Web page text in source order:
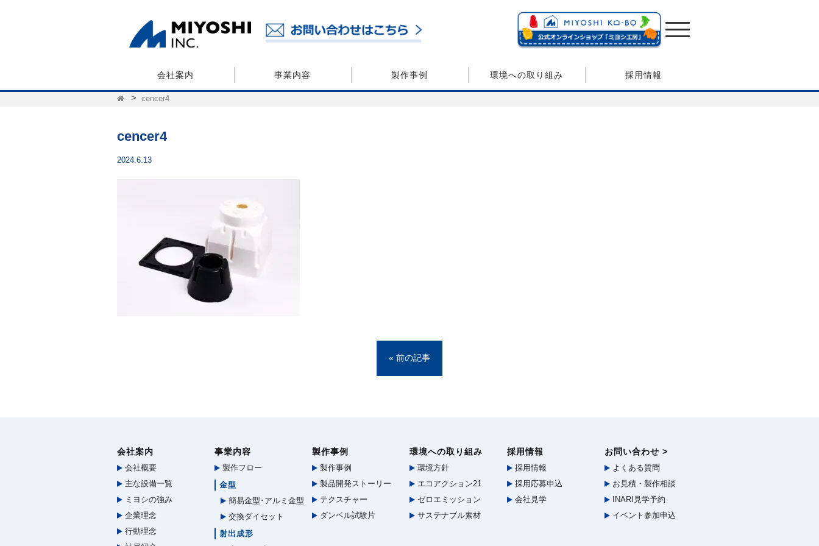
会社案内 事業内容 製作事例 環境への取り組み 採用情報
cencer4
cencer4
2024.6.13
« 前の記事
会社案内
会社概要
主な設備一覧
ミヨシの強み
企業理念
行動理念
事業内容
製作フロー
金型
簡易金型･アルミ金型
交換ダイセット
射出成形
製作事例
製作事例
製品開発ストーリー
テクスチャー
ダンベル試験片
環境への取り組み
環境方針
エコアクション21
ゼロエミッション
サステナブル素材
採用情報
採用情報
採用応募申込
会社見学
お問い合わせ >
よくある質問
お見積・製作相談
INARI見学予約
イベント参加申込